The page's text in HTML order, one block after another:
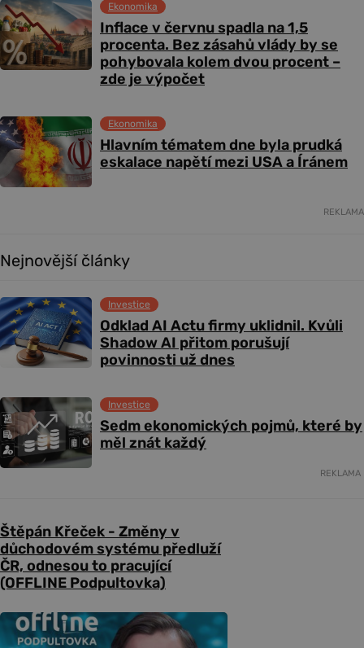
Inflace v červnu spadla na 1,5
procenta. Bez zásahů vlády by se
pohybovala kolem dvou procent –
zde je výpočet
Ekonomika
Hlavním tématem dne byla prudká
eskalace napětí mezi USA a Íránem
Ekonomika
REKLAMA
Nejnovější články
Odklad AI Actu firmy uklidnil. Kvůli
Shadow AI přitom porušují
povinnosti už dnes
Investice
Sedm ekonomických pojmů, které by
měl znát každý
Investice
REKLAMA
Štěpán Křeček - Změny v
důchodovém systému předluží
ČR, odnesou to pracující
(OFFLINE Podpultovka)